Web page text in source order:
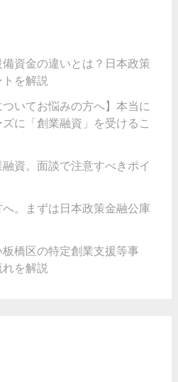
資金の違いとは？日本政策
を解説
ついてお悩みの方へ】本当に
に「創業融資」を受けるこ
資。面談で注意すべきポイ
。まずは日本政策金融公庫
橋区の特定創業支援等事
を解説